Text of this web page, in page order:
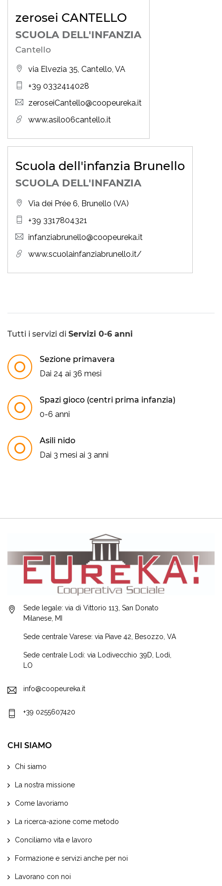
zerosei CANTELLO
SCUOLA DELL'INFANZIA
Cantello
via Elvezia 35, Cantello, VA
+39 0332414028
zeroseiCantello@coopeureka.it
www.asilo06cantello.it
Scuola dell'infanzia Brunello
SCUOLA DELL'INFANZIA
Via dei Prée 6, Brunello (VA)
+39 3317804321
infanziabrunello@coopeureka.it
www.scuolainfanziabrunello.it/
Tutti i servizi di Servizi 0-6 anni
Sezione primavera
Dai 24 ai 36 mesi
Spazi gioco (centri prima infanzia)
0-6 anni
Asili nido
Dai 3 mesi ai 3 anni
Sede legale: via di Vittorio 113, San Donato
Milanese, MI
Sede centrale Varese: via Piave 42, Besozzo, VA
Sede centrale Lodi: via Lodivecchio 39D, Lodi,
LO
info@coopeureka.it
+39 0255607420
CHI SIAMO
Chi siamo
La nostra missione
Come lavoriamo
La ricerca-azione come metodo
Conciliamo vita e lavoro
Formazione e servizi anche per noi
Lavorano con noi